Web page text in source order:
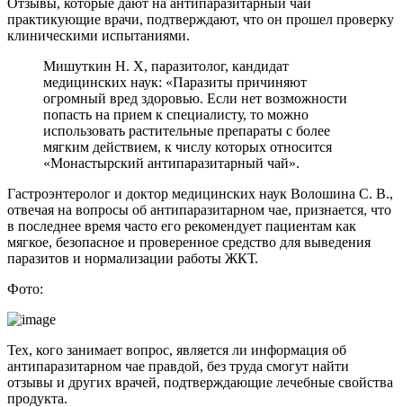
практикующие врачи, подтверждают, что он прошел проверку
клиническими испытаниями.
Мишуткин Н. Х, паразитолог, кандидат
медицинских наук: «Паразиты причиняют
огромный вред здоровью. Если нет возможности
попасть на прием к специалисту, то можно
использовать растительные препараты с более
мягким действием, к числу которых относится
«Монастырский антипаразитарный чай».
Гастроэнтеролог и доктор медицинских наук Волошина С. В.,
отвечая на вопросы об антипаразитарном чае, признается, что
в последнее время часто его рекомендует пациентам как
мягкое, безопасное и проверенное средство для выведения
паразитов и нормализации работы ЖКТ.
Фото:
Тех, кого занимает вопрос, является ли информация об
антипаразитарном чае правдой, без труда смогут найти
отзывы и других врачей, подтверждающие лечебные свойства
продукта.